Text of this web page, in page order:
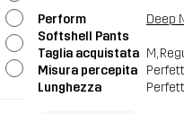
Perform
Softshell Pants
Deep
Taglia acquistata M,
Misura percepita
Lunghezza